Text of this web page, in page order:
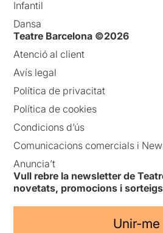
Infantil
Dansa
Teatre Barcelona ©2026
Atenció al client
Avís legal
Política de privacitat
Política de cookies
Condicions d’ús
Comunicacions comercials i
Anuncia’t
Vull rebre la newsletter de
novetats, promocions i sorteigs
Unir-me